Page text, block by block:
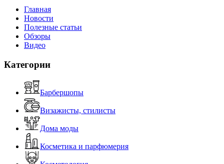
Главная
Новости
Полезные статьи
Обзоры
Видео
Категории
Барбершопы
Визажисты, стилисты
Дома моды
Косметика и парфюмерия